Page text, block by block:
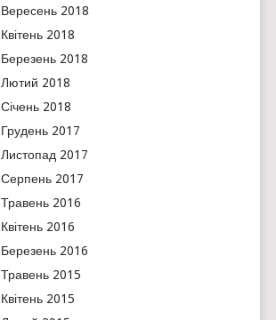
Вересень 2018
Квітень 2018
Березень 2018
Лютий 2018
Січень 2018
Грудень 2017
Листопад 2017
Серпень 2017
Травень 2016
Квітень 2016
Березень 2016
Травень 2015
Квітень 2015